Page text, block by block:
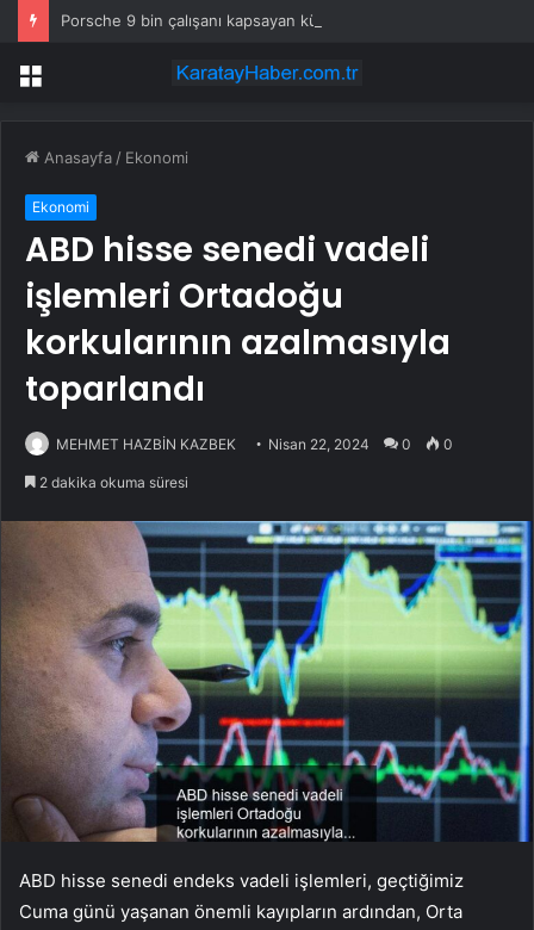
Porsche 9 bin çalışanı kapsayan küçülme planını onayladı
Menü
Anasayfa / Ekonomi
Ekonomi
ABD hisse senedi vadeli
işlemleri Ortadoğu
korkularının azalmasıyla
toparlandı
MEHMET HAZBİN KAZBEK Nisan 22, 2024 0 0
2 dakika okuma süresi
ABD hisse senedi endeks vadeli işlemleri, geçtiğimiz
Cuma günü yaşanan önemli kayıpların ardından, Orta